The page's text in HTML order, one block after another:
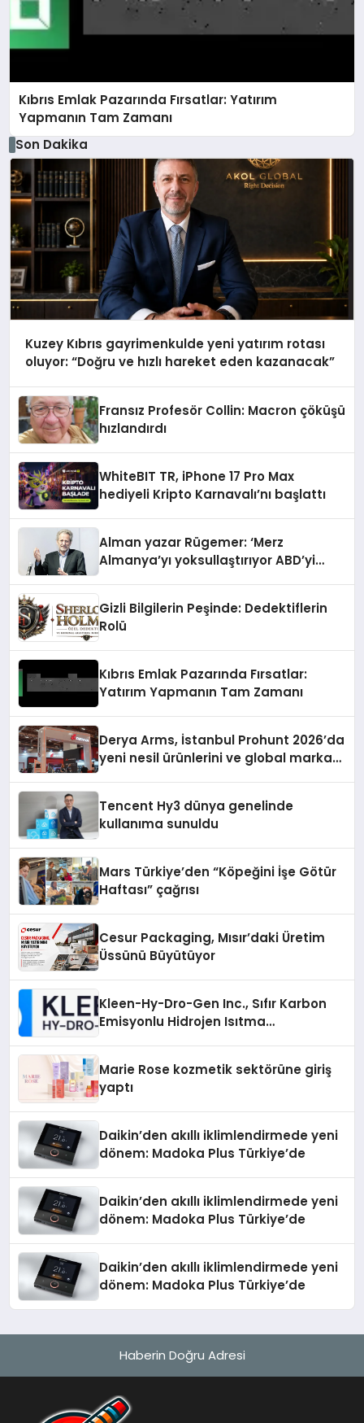
Kıbrıs Emlak Pazarında Fırsatlar: Yatırım
Yapmanın Tam Zamanı
Son Dakika
Kuzey Kıbrıs gayrimenkulde yeni yatırım rotası
oluyor: “Doğru ve hızlı hareket eden kazanacak”
Fransız Profesör Collin: Macron çöküşü
hızlandırdı
WhiteBIT TR, iPhone 17 Pro Max
hediyeli Kripto Karnavalı’nı başlattı
Alman yazar Rügemer: ‘Merz
Almanya’yı yoksullaştırıyor ABD’yi
Gizli Bilgilerin Peşinde: Dedektiflerin
Rolü
Kıbrıs Emlak Pazarında Fırsatlar:
Yatırım Yapmanın Tam Zamanı
Derya Arms, İstanbul Prohunt 2026’da
yeni nesil ürünlerini ve global marka
Tencent Hy3 dünya genelinde
kullanıma sunuldu
Mars Türkiye’den “Köpeğini İşe Götür
Haftası” çağrısı
Cesur Packaging, Mısır’daki Üretim
Üssünü Büyütüyor
Kleen-Hy-Dro-Gen Inc., Sıfır Karbon
Emisyonlu Hidrojen Isıtma
Marie Rose kozmetik sektörüne giriş
yaptı
Daikin’den akıllı iklimlendirmede yeni
dönem: Madoka Plus Türkiye’de
Daikin’den akıllı iklimlendirmede yeni
dönem: Madoka Plus Türkiye’de
Daikin’den akıllı iklimlendirmede yeni
dönem: Madoka Plus Türkiye’de
Haberin Doğru Adresi